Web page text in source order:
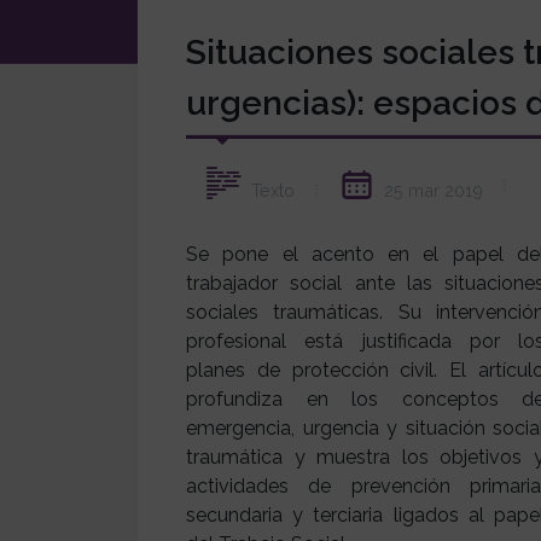
Situaciones sociales
urgencias): espacios
Texto 25 mar 2019
Se pone el acento en el papel
trabajador social ante las
sociales traumáticas. Su
profesional está justificada por
planes de protección civil. El
profundiza en los conceptos
emergencia, urgencia y situación
traumática y muestra los objetivos
actividades de prevención
secundaria y terciaria ligados al